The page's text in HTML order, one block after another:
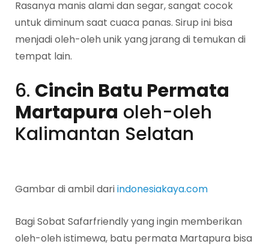
Rasanya manis alami dan segar, sangat cocok
untuk diminum saat cuaca panas. Sirup ini bisa
menjadi oleh-oleh unik yang jarang di temukan di
tempat lain.
6. Cincin Batu Permata
Martapura oleh-oleh
Kalimantan Selatan
Gambar di ambil dariindonesiakaya.com
Bagi Sobat Safarfriendly yang ingin memberikan
oleh-oleh istimewa, batu permata Martapura bisa